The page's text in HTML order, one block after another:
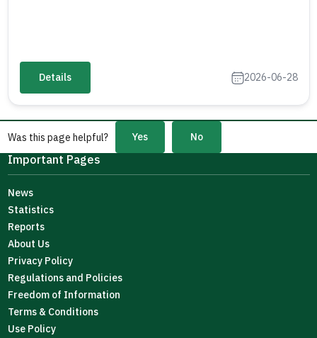
Details 2026-06-28
Was this page helpful? Yes No
Important Pages
News
Statistics
Reports
About Us
Privacy Policy
Regulations and Policies
Freedom of Information
Terms & Conditions
Use Policy